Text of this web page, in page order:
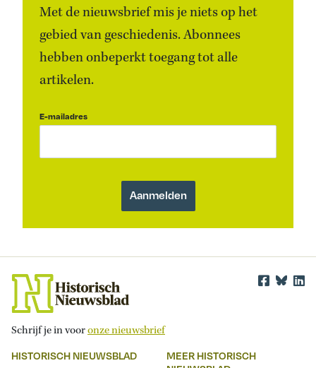
Met de nieuwsbrief mis je niets op het
gebied van geschiedenis. Abonnees
hebben onbeperkt toegang tot alle
artikelen.
E-mailadres
Schrijf je in vooronze nieuwsbrief
HISTORISCH NIEUWSBLAD
MEER HISTORISCH